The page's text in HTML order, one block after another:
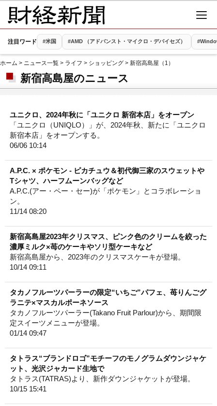
注目ワード #米国 #AMD （アドバンスト・マイクロ・デバイセズ）
ホーム > ニュース一覧 > ライフ > ショッピング > 新宿高島屋（1）
新宿高島屋のニュース
ユニクロ、2024年秋に「ユニクロ 新宿本店」をオープン
「ユニクロ（UNIQLO）」が、2024年秋、新たに「ユニクロ
新宿本店」をオープンする。
06/06 10:14
A.P.C. × ポケモン - ピカチュウ＆初代御三家のスウェットや
Tシャツ、ハーフムーンバッグなど
A.P.C.(アー・ペー・セー)が「ポケモン」とコラボレーショ
ン。
11/14 08:20
新宿高島屋2023年クリスマス、ピンク色のクリームを絞った
濃厚ミルク×苺のケーキやソリ型ケーキなど
新宿高島屋から、2023年のクリスマスケーキが登場。
10/14 09:11
タカノフルーツパーラーの限定“いちご”パフェ、苺りんごグ
ラニテ×マスカルポーネソース
タカノフルーツパーラー(Takano Fruit Parlour)から、期間限
定スイーツメニューが登場。
01/14 09:47
タトラス“ブランドロゴ”モチーフのモノグラムダウンジャケ
ット、光沢ジャカード生地で
タトラス(TATRAS)より、新作ダウンジャケットが登場。
10/15 15:41